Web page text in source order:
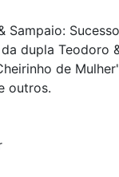
Sampaio:
dupla Teodoro
de
outros.